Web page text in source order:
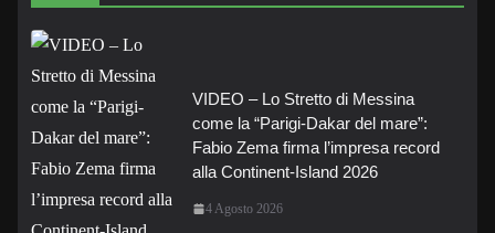
VIDEO – Lo Stretto di Messina
come la “Parigi-Dakar del mare”:
Fabio Zema firma l’impresa record
alla Continent-Island 2026
4 Agosto 2026